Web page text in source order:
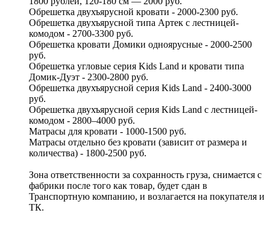
Обрешетка двухъярусной кровати - 2000-2300 руб.
Обрешетка двухъярусной типа Артек с лестницей-
комодом - 2700-3300 руб.
Обрешетка кровати Домики одноярусные - 2000-2500
руб.
Обрешетка угловые серия Kids Land и кровати типа
Домик-Дуэт - 2300-2800 руб.
Обрешетка двухъярусной серия Kids Land - 2400-3000
руб.
Обрешетка двухъярусной серия Kids Land с лестницей-
комодом - 2800–4000 руб.
Матрасы для кровати - 1000-1500 руб.
Матрасы отдельно без кровати (зависит от размера и
количества) - 1800-2500 руб.
Зона ответственности за сохранность груза, снимается с
фабрики после того как товар, будет сдан в
Транспортную компанию, и возлагается на покупателя и
ТК.